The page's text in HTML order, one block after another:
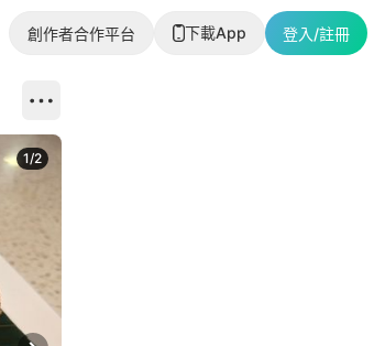
創作者合作平台 下載App 登入/註冊
1/2